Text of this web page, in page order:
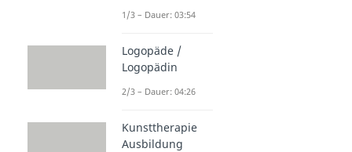
1/3 – Dauer: 03:54
Logopäde /
Logopädin
2/3 – Dauer: 04:26
Kunsttherapie
Ausbildung